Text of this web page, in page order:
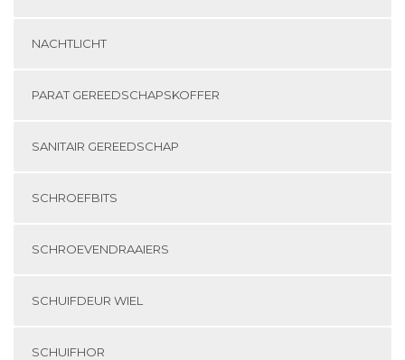
NACHTLICHT
PARAT GEREEDSCHAPSKOFFER
SANITAIR GEREEDSCHAP
SCHROEFBITS
SCHROEVENDRAAIERS
SCHUIFDEUR WIEL
SCHUIFHOR